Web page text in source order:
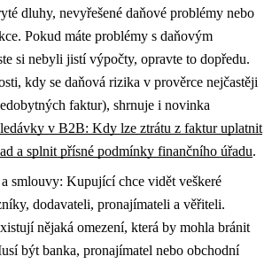
dluhy, nevyřešené daňové problémy nebo
Pokud máte problémy s daňovým
si nebyli jistí výpočty, opravte to dopředu.
kdy se daňová rizika v prověrce nejčastěji
faktur), shrnuje i novinka
v B2B: Kdy lze ztrátu z faktur uplatnit
a splnit přísné podmínky finančního úřadu.
smlouvy: Kupující chce vidět veškeré
dodavateli, pronajímateli a věřiteli.
nějaká omezení, která by mohla bránit
být banka, pronajímatel nebo obchodní